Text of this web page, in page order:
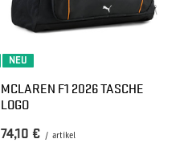
NEU
MCLAREN F1 2026 TASCHE
LOGO
74,10 € / artikel